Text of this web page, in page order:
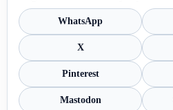
WhatsApp
X
Pinterest
Mastodon